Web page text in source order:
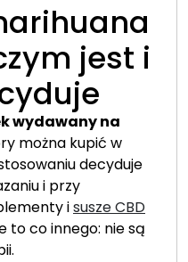
jest i
wydawany na
można kupić w
decyduje
i przy
isusze CBD
to co innego: nie są